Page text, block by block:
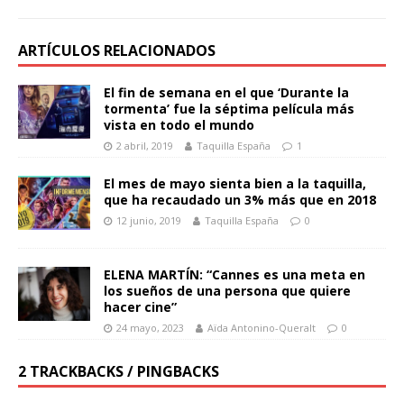
ARTÍCULOS RELACIONADOS
El fin de semana en el que ‘Durante la
tormenta’ fue la séptima película más
vista en todo el mundo
2 abril, 2019 Taquilla España 1
El mes de mayo sienta bien a la taquilla,
que ha recaudado un 3% más que en 2018
12 junio, 2019 Taquilla España 0
ELENA MARTÍN: “Cannes es una meta en
los sueños de una persona que quiere
hacer cine”
24 mayo, 2023 Aïda Antonino-Queralt 0
2 TRACKBACKS / PINGBACKS